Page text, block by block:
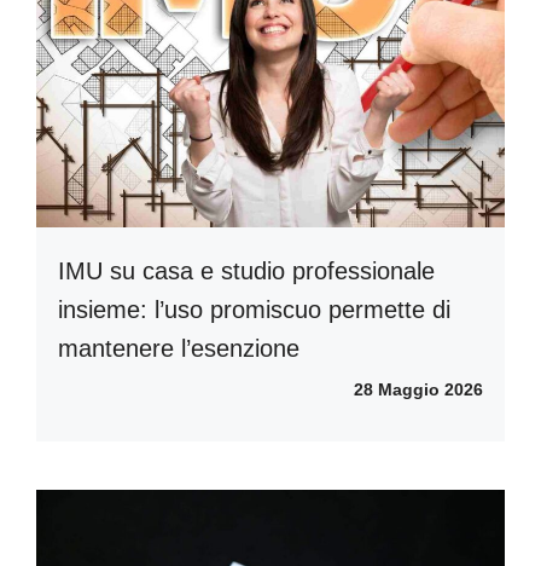
IMU su casa e studio professionale
insieme: l’uso promiscuo permette di
mantenere l’esenzione
28 Maggio 2026